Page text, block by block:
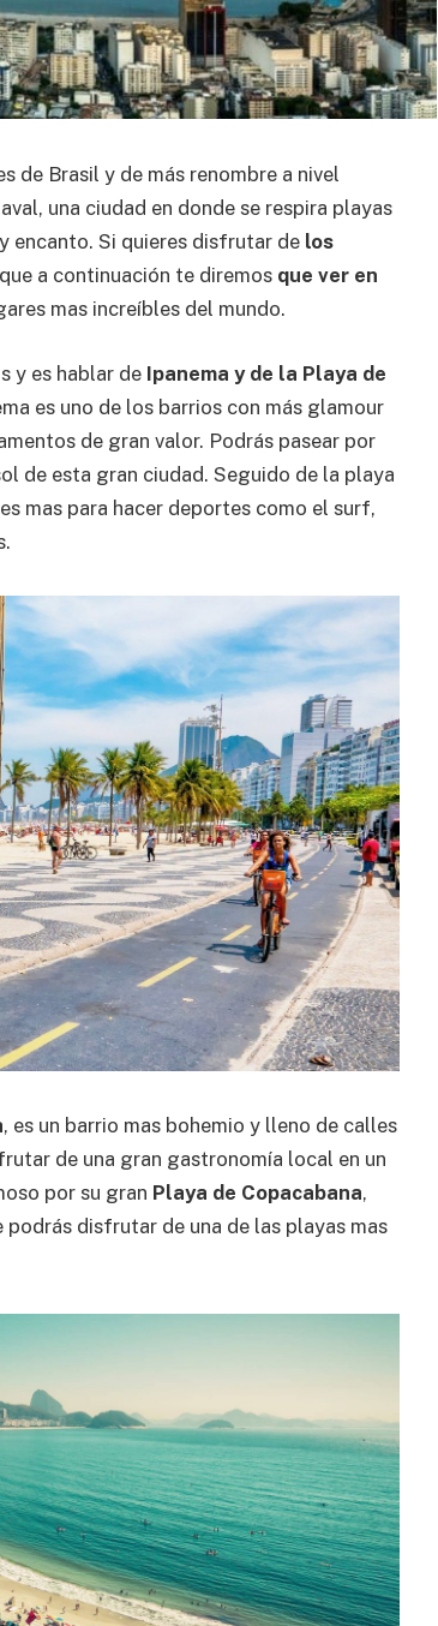
de Brasil y de más renombre a nivel
una ciudad en donde se respira playas
encanto. Si quieres disfrutar de los
a continuación te diremos que ver en
mas increíbles del mundo.
y es hablar de Ipanema y de la Playa de
es uno de los barrios con más glamour
de gran valor. Podrás pasear por
de esta gran ciudad. Seguido de la playa
mas para hacer deportes como el surf,
, es un barrio mas bohemio y lleno de calles
de una gran gastronomía local en un
por su gran Playa de Copacabana,
disfrutar de una de las playas mas